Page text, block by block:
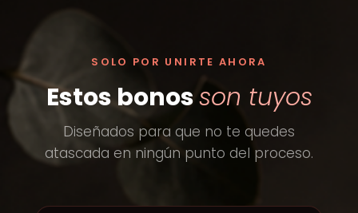
SOLO POR UNIRTE AHORA
Estos bonosson tuyos
Diseñados para que no te quedes
atascada en ningún punto del proceso.